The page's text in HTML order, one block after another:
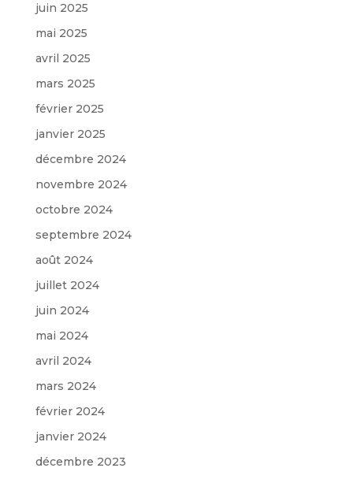
juin 2025
mai 2025
avril 2025
mars 2025
février 2025
janvier 2025
décembre 2024
novembre 2024
octobre 2024
septembre 2024
août 2024
juillet 2024
juin 2024
mai 2024
avril 2024
mars 2024
février 2024
janvier 2024
décembre 2023